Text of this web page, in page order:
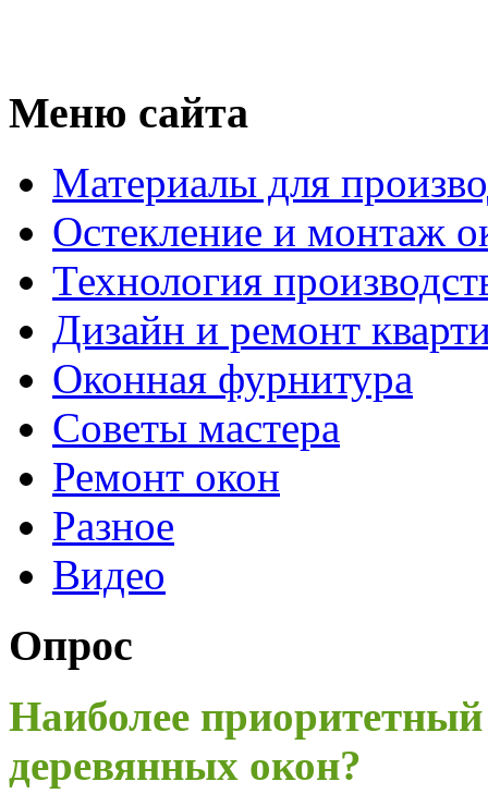
Меню сайта
Материалы для
Остекление и монтаж
Технология
Дизайн и ремонт
Оконная фурнитура
Советы мастера
Ремонт окон
Разное
Видео
Опрос
Наиболее
деревянных окон?